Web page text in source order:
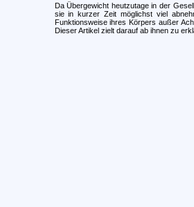
Da Übergewicht heutzutage in der
sie in kurzer Zeit möglichst viel
Funktionsweise ihres Körpers außer
Dieser Artikel zielt darauf ab ihnen zu